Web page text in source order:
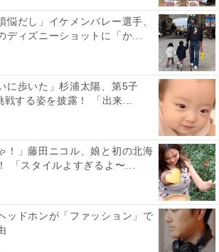
悩だし」イケメンバレー選手、
ディズニーショットに「か...
に歩いた」杉浦太陽、第5子
戦する姿を披露！ 「出来...
！」藤田ニコル、娘と初の北海
「スタイルよすぎるよ〜...
ッドホンが「ファッション」で